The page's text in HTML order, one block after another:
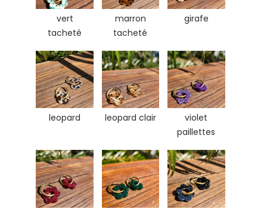
vert
tacheté
marron
tacheté
girafe
leopard leopard clair
violet
paillettes